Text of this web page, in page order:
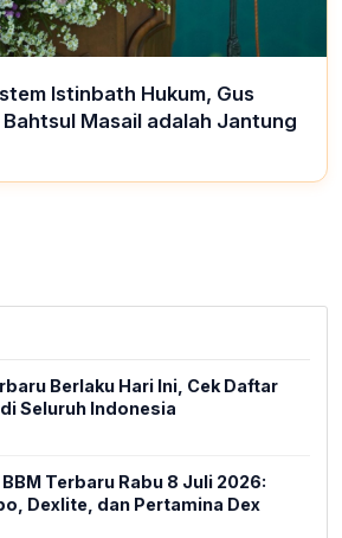
Istinbath Hukum, Gus
Masail adalah Jantung
Berlaku Hari Ini, Cek Daftar
Seluruh Indonesia
Terbaru Rabu 8 Juli 2026:
Dexlite, dan Pertamina Dex